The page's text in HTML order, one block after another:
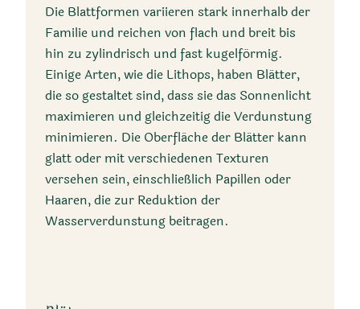
Die Blattformen variieren stark innerhalb der
Familie und reichen von flach und breit bis
hin zu zylindrisch und fast kugelförmig.
Einige Arten, wie die Lithops, haben Blätter,
die so gestaltet sind, dass sie das Sonnenlicht
maximieren und gleichzeitig die Verdunstung
minimieren. Die Oberfläche der Blätter kann
glatt oder mit verschiedenen Texturen
versehen sein, einschließlich Papillen oder
Haaren, die zur Reduktion der
Wasserverdunstung beitragen.